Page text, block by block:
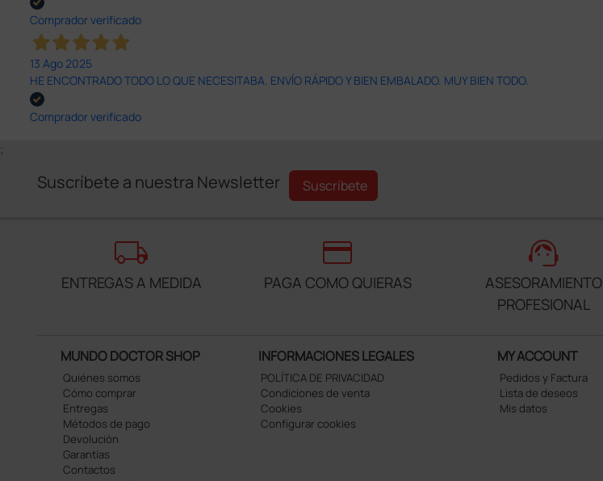
Comprador verificado
13 Ago 2025
HE ENCONTRADO TODO LO QUE NECESITABA. ENVÍO RÁPIDO Y BIEN EMBALADO. MUY BIEN TODO.
Comprador verificado
;
Suscríbete a nuestra Newsletter Suscríbete
local_shipping
ENTREGAS A MEDIDA
credit_card
PAGA COMO QUIERAS
support_agent
ASESORAMIENTO
PROFESIONAL
MUNDO DOCTOR SHOP
Quiénes somos
Cómo comprar
Entregas
Métodos de pago
Devolución
Garantías
Contactos
INFORMACIONES LEGALES
POLÍTICA DE PRIVACIDAD
Condiciones de venta
Cookies
Configurar cookies
MY ACCOUNT
Pedidos y Factura
Lista de deseos
Mis datos